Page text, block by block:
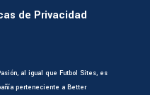
de Privacidad
al igual que Futbol Sites, es
perteneciente a Better